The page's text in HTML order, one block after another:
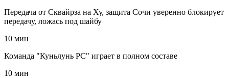
Передача от Сквайрза на Ху, защита Сочи уверенно блокирует
передачу, ложась под шайбу
10 мин
Команда "Куньлунь РС" играет в полном составе
10 мин